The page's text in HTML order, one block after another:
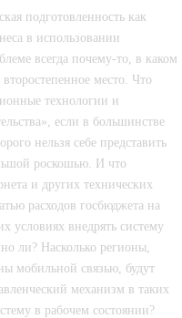
подготовленность как
в использовании
всегда почему-то, в каком
место. Что
технологии и
если в большинстве
нельзя себе представить
роскошью. И что
и других технических
расходов госбюджета на
условиях внедрять систему
ли? Насколько регионы,
мобильной связью, будут
механизм в таких
в рабочем состоянии?